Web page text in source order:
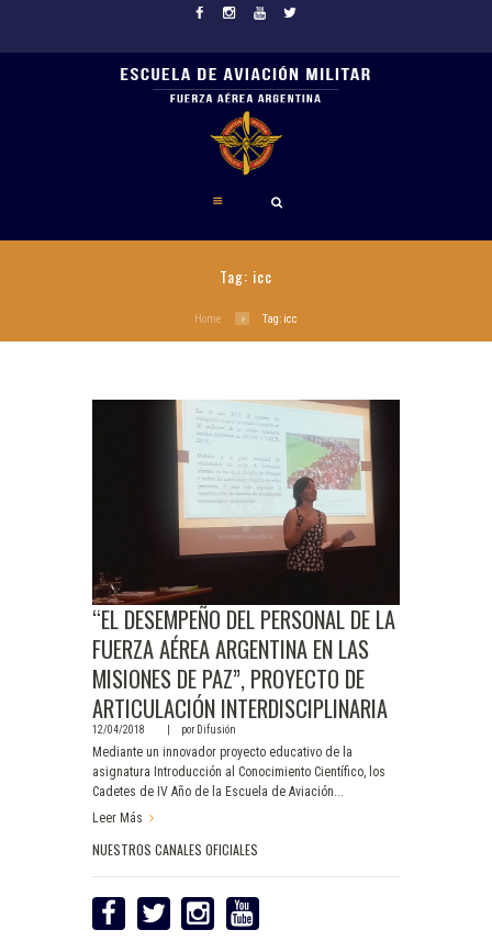
Tag: icc
Home Tag: icc
“EL DESEMPEÑO DEL PERSONAL DE LA
FUERZA AÉREA ARGENTINA EN LAS
MISIONES DE PAZ”, PROYECTO DE
ARTICULACIÓN INTERDISCIPLINARIA
12/04/2018 porDifusión
Mediante un innovador proyecto educativo de la
asignatura Introducción al Conocimiento Científico, los
Cadetes de IV Año de la Escuela de Aviación...
Leer Más
NUESTROS CANALES OFICIALES